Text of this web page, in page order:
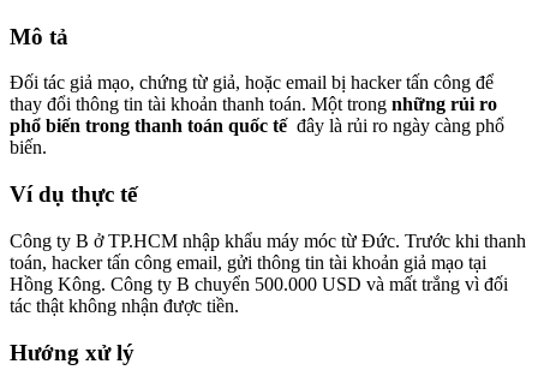
Mô tả
Đối tác giả mạo, chứng từ giả, hoặc email bị hacker tấn công để
thay đổi thông tin tài khoản thanh toán. Một trong những rủi ro
phổ biến trong thanh toán quốc tếđây là rủi ro ngày càng phổ
biến.
Ví dụ thực tế
Công ty B ở TP.HCM nhập khẩu máy móc từ Đức. Trước khi thanh
toán, hacker tấn công email, gửi thông tin tài khoản giả mạo tại
Hồng Kông. Công ty B chuyển 500.000 USD và mất trắng vì đối
tác thật không nhận được tiền.
Hướng xử lý